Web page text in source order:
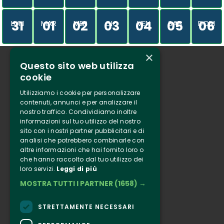
LUN
31 MAR
01 MER
02 GIO
03 VEN
04 SAB
05 DOM
06
Chi siamo
Tenuta Selvaggia
Contatti
Biglietteria
Clappit
Informazione
Seguici
Facebook
×
Questo sito web utilizza
cookie
Utilizziamo i cookie per personalizzare
contenuti, annunci e per analizzare il
nostro traffico. Condividiamo inoltre
informazioni sul tuo utilizzo del nostro
sito con i nostri partner pubblicitari e di
analisi che potrebbero combinarle con
altre informazioni che hai fornito loro o
che hanno raccolto dal tuo utilizzo dei
loro servizi. Leggi di più
MOSTRA TUTTI I PARTNER (1658) →
STRETTAMENTE NECESSARI